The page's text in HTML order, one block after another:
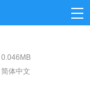
0.046MB
体中文